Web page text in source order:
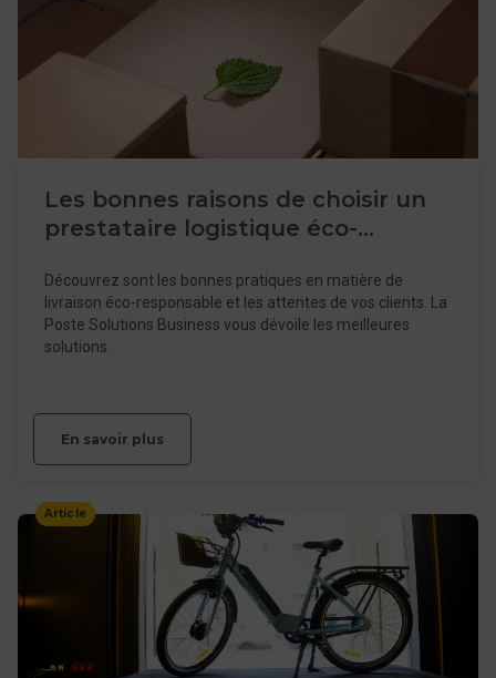
Les bonnes raisons de choisir un
prestataire logistique éco-
Découvrez sont les bonnes pratiques en matière de
livraison éco-responsable et les attentes de vos clients. La
Poste Solutions Business vous dévoile les meilleures
solutions.
En savoir plus
Article